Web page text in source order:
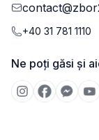
+40 31 781 1110
Ne poți găsi și